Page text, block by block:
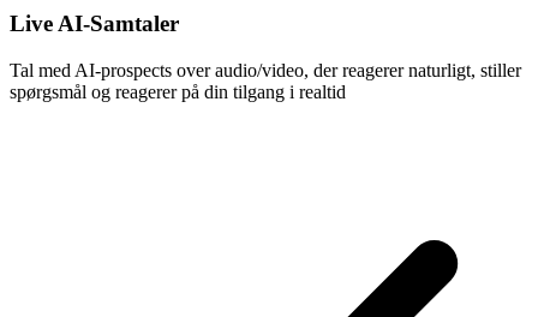
Live AI-Samtaler
Tal med AI-prospects over audio/video, der reagerer naturligt, stiller
spørgsmål og reagerer på din tilgang i realtid